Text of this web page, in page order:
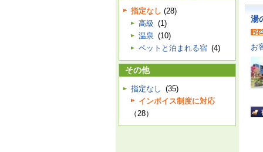
指定なし (28)
高級 (1)
温泉 (10)
ペットと泊まれる宿 (4)
その他
指定なし (35)
インボイス制度に対応
（28）
湯
お